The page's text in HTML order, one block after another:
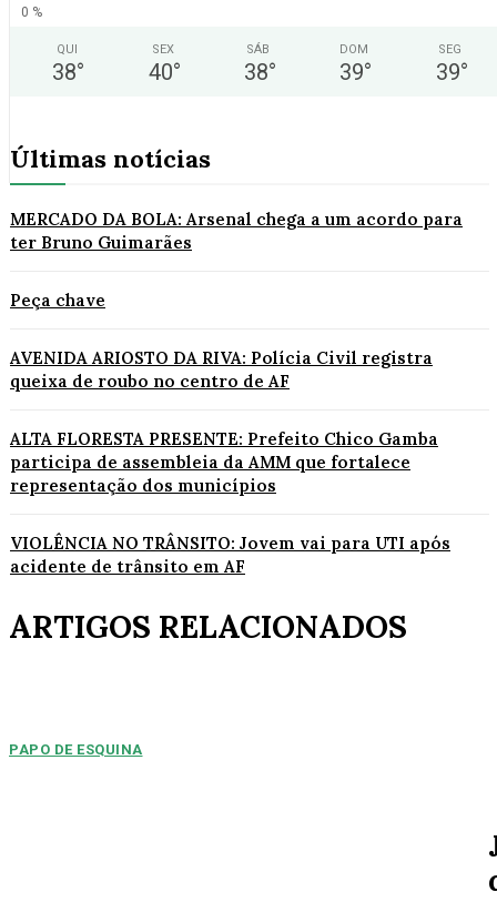
0 %
QUI
38°
SEX
40°
SÁB
38°
DOM
39°
SEG
39°
Últimas notícias
MERCADO DA BOLA: Arsenal chega a um acordo para
ter Bruno Guimarães
Peça chave
AVENIDA ARIOSTO DA RIVA: Polícia Civil registra
queixa de roubo no centro de AF
ALTA FLORESTA PRESENTE: Prefeito Chico Gamba
participa de assembleia da AMM que fortalece
representação dos municípios
VIOLÊNCIA NO TRÂNSITO: Jovem vai para UTI após
acidente de trânsito em AF
ARTIGOS RELACIONADOS
PAPO DE ESQUINA